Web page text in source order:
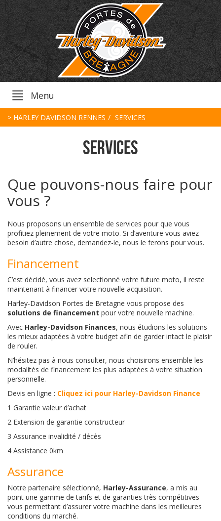
Menu
> HARLEY DAVIDSON RENNES SERVICES
SERVICES
Que pouvons-nous faire pour
vous ?
Nous proposons un ensemble de services pour que vous
profitiez pleinement de votre moto. Si d’aventure vous aviez
besoin d’autre chose, demandez-le, nous le ferons pour vous.
Financement
C’est décidé, vous avez selectionné votre future moto, il reste
maintenant à financer votre nouvelle acquisition.
Harley-Davidson Portes de Bretagne vous propose des
solutions de financement pour votre nouvelle machine.
Avec Harley-Davidson Finances, nous étudions les solutions
les mieux adaptées à votre budget afin de garder intact le plaisir
de rouler.
N’hésitez pas à nous consulter, nous choisirons ensemble les
modalités de financement les plus adaptées à votre situation
personnelle.
Devis en ligne : Cliquez ici pour Harley-Davidson Finance
1 Garantie valeur d’achat
2 Extension de garantie constructeur
3 Assurance invalidité / décès
4 Assistance 0km
Assurance
Notre partenaire sélectionné, Harley-Assurance, a mis au
point une gamme de tarifs et de garanties très compétitives
vous permettant d’assurer votre machine dans les meilleures
conditions du marché.